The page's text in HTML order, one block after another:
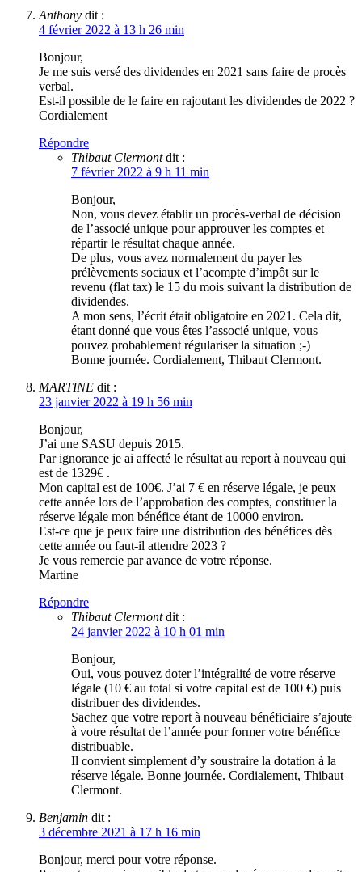
Anthony dit :
4 février 2022 à 13 h 26 min
Bonjour,
Je me suis versé des dividendes en 2021 sans faire de procès
verbal.
Est-il possible de le faire en rajoutant les dividendes de 2022 ?
Cordialement
Répondre
Thibaut Clermont dit :
7 février 2022 à 9 h 11 min
Bonjour,
Non, vous devez établir un procès-verbal de décision
de l’associé unique pour approuver les comptes et
répartir le résultat chaque année.
De plus, vous avez normalement du payer les
prélèvements sociaux et l’acompte d’impôt sur le
revenu (flat tax) le 15 du mois suivant la distribution de
dividendes.
A mon sens, l’écrit était obligatoire en 2021. Cela dit,
étant donné que vous êtes l’associé unique, vous
pouvez probablement régulariser la situation ;-)
Bonne journée. Cordialement, Thibaut Clermont.
MARTINE dit :
23 janvier 2022 à 19 h 56 min
Bonjour,
J’ai une SASU depuis 2015.
Par ignorance je ai affecté le résultat au report à nouveau qui
est de 1329€ .
Mon capital est de 100€. J’ai 7 € en réserve légale, je peux
cette année lors de l’approbation des comptes, constituer la
réserve légale mon bénéfice étant de 10000 environ.
Est-ce que je peux faire une distribution des bénéfices dès
cette année ou faut-il attendre 2023 ?
Je vous remercie par avance de votre réponse.
Martine
Répondre
Thibaut Clermont dit :
24 janvier 2022 à 10 h 01 min
Bonjour,
Oui, vous pouvez doter l’intégralité de votre réserve
légale (10 € au total si votre capital est de 100 €) puis
distribuer des dividendes.
Sachez que votre report à nouveau bénéficiaire s’ajoute
à votre résultat de l’année pour former votre bénéfice
distribuable.
Il convient simplement d’y soustraire la dotation à la
réserve légale. Bonne journée. Cordialement, Thibaut
Clermont.
Benjamin dit :
3 décembre 2021 à 17 h 16 min
Bonjour, merci pour votre réponse.